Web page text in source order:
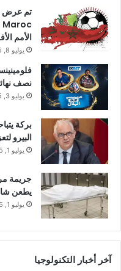
الأمم
يوليو 8, 2025
نصف
يوليو 3, 2025
بركة
البيرو
يوليو 1, 2025
جريمة
يطعن
يوليو 1, 2025
آخر أخبار التكنولوجيا